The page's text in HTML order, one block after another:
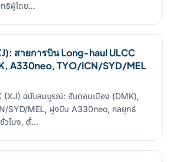
ธิผู้โดย…
สายการบิน Long-haul ULCC
A330neo, TYO/ICN/SYD/MEL
(XJ) ฉบับสมบูรณ์: ฮับดอนเมือง (DMK),
SYD/MEL, ฝูงบิน A330neo, กลยุทธ์
วโมง, ตั๋…